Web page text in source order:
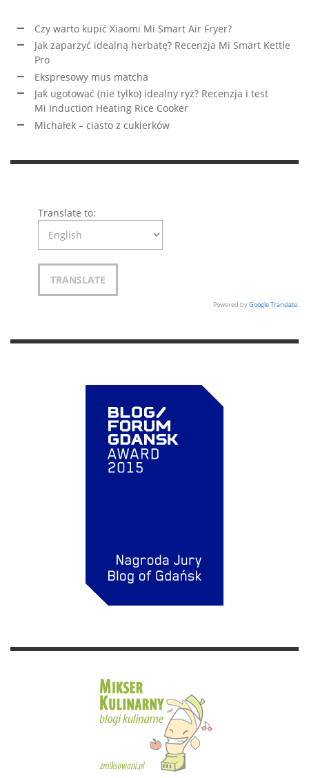
Czy warto kupić Xiaomi Mi Smart Air Fryer?
Jak zaparzyć idealną herbatę? Recenzja Mi Smart Kettle
Pro
Ekspresowy mus matcha
Jak ugotować (nie tylko) idealny ryż? Recenzja i test
Mi Induction Heating Rice Cooker
Michałek – ciasto z cukierków
Translate to:
Powered byGoogle Translate.